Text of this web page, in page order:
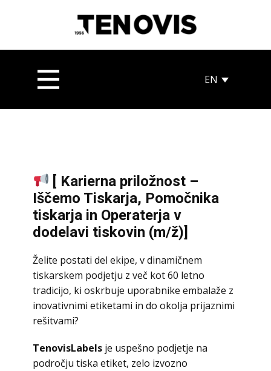
[ Karierna priložnost –
Iščemo Tiskarja, Pomočnika
tiskarja in Operaterja v
dodelavi tiskovin (m/ž)]
Želite postati del ekipe, v dinamičnem
tiskarskem podjetju z več kot 60 letno
tradicijo, ki oskrbuje uporabnike embalaže z
inovativnimi etiketami in do okolja prijaznimi
rešitvami?
TenovisLabels je uspešno podjetje na
področju tiska etiket, zelo izvozno